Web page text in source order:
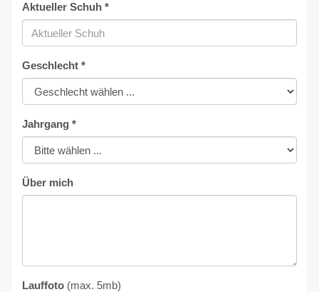
Aktueller Schuh *
Geschlecht *
Jahrgang *
Über mich
Lauffoto (max. 5mb)